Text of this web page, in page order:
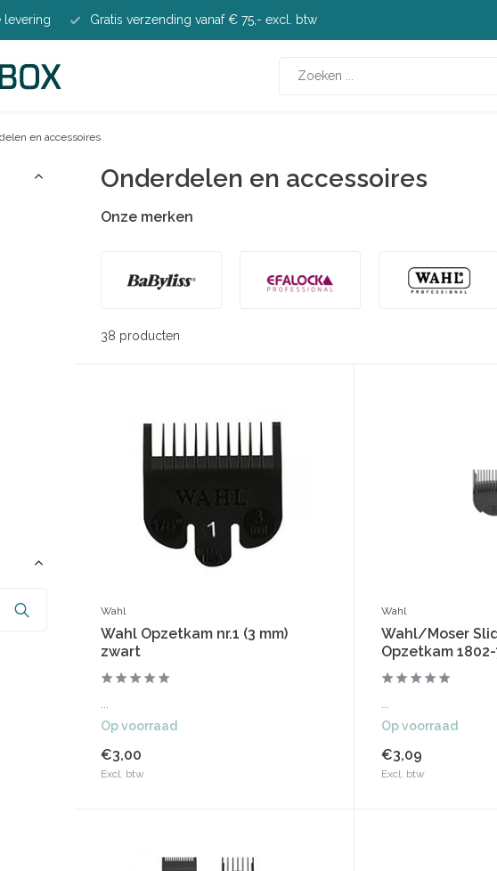
levering Gratis verzending vanaf € 75,- excl. btw
en accessoires
Onderdelen en accessoires
Onze merken
38 producten
Wahl
Wahl Opzetkam nr.1 (3 mm)
zwart
...
Op voorraad
€3,00
Excl. btw
Wahl
Wahl/Moser
Opzetkam 1802-
...
Op voorraad
€3,09
Excl. btw